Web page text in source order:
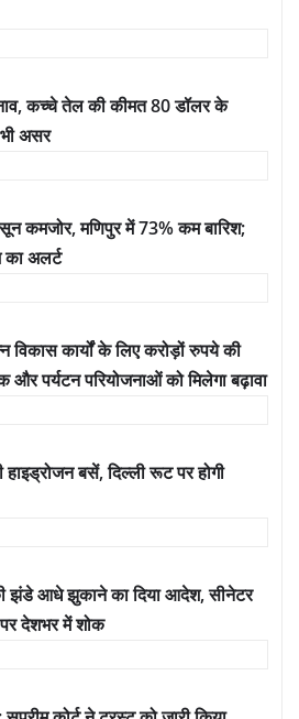
कच्चे तेल की कीमत 80 डॉलर के
असर
कमजोर, मणिपुर में 73% कम बारिश;
का अलर्ट
विकास कार्यों के लिए करोड़ों रुपये की
और पर्यटन परियोजनाओं को मिलेगा बढ़ावा
बसें, दिल्ली रूट पर होगी
झंडे आधे झुकाने का दिया आदेश, सीनेटर
देशभर में शोक